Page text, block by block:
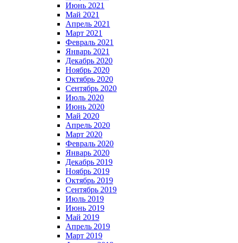
Июнь 2021
Май 2021
Апрель 2021
Март 2021
Февраль 2021
Январь 2021
Декабрь 2020
Ноябрь 2020
Октябрь 2020
Сентябрь 2020
Июль 2020
Июнь 2020
Май 2020
Апрель 2020
Март 2020
Февраль 2020
Январь 2020
Декабрь 2019
Ноябрь 2019
Октябрь 2019
Сентябрь 2019
Июль 2019
Июнь 2019
Май 2019
Апрель 2019
Март 2019